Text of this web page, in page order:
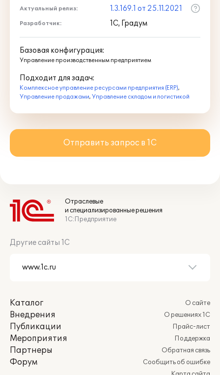
Актуальный релиз: 1.3.169.1 от 25.11.2021
Разработчик: 1С, Градум
Базовая конфигурация:
Управление производственным предприятием
Подходит для задач:
Комплексное управление ресурсами предприятия (ERP),
Управление продажами, Управление складом и логистикой
Отправить запрос в 1С
Отраслевые
и специализированные решения
1С:Предприятие
Другие сайты 1С
Каталог
Внедрения
Публикации
Мероприятия
Партнеры
Форум
О сайте
О решениях 1С
Прайс-лист
Поддержка
Обратная связь
Сообщить об ошибке